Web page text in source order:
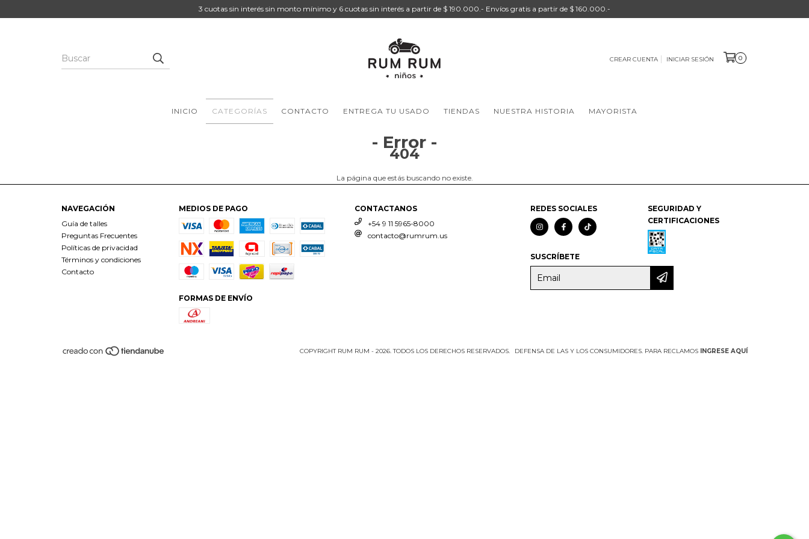
3 cuotas sin interés sin monto mínimo y 6 cuotas sin interés a partir de $ 190.000.- Envíos gratis a partir de $ 160.000.-
CREAR CUENTA INICIAR SESIÓN 0
INICIO CATEGORÍAS CONTACTO ENTREGA TU USADO TIENDAS NUESTRA HISTORIA MAYORISTA
- Error -
404
La página que estás buscando no existe.
NAVEGACIÓN
Guía de talles
Preguntas Frecuentes
Políticas de privacidad
Términos y condiciones
Contacto
MEDIOS DE PAGO
FORMAS DE ENVÍO
CONTACTANOS
+54 9 11 5965-8000
contacto@rumrum.us
REDES SOCIALES
SUSCRÍBETE
SEGURIDAD Y
CERTIFICACIONES
COPYRIGHT RUM RUM - 2026. TODOS LOS DERECHOS RESERVADOS. DEFENSA DE LAS Y LOS CONSUMIDORES. PARA RECLAMOS INGRESE AQUÍ